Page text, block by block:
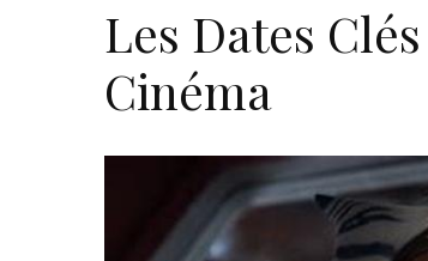
Les Dates
Cinéma